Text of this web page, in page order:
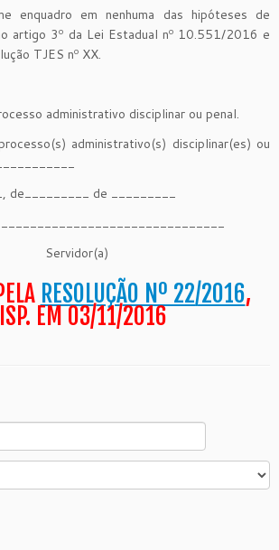
enquadro em nenhuma das hipóteses de
artigo 3º da Lei Estadual nº 10.551/2016 e
TJES nº XX.
administrativo disciplinar ou penal.
administrativo(s) disciplinar(es) ou
de_________ de _________
Servidor(a)
RESOLUÇÃO Nº 22/2016,
EM 03/11/2016